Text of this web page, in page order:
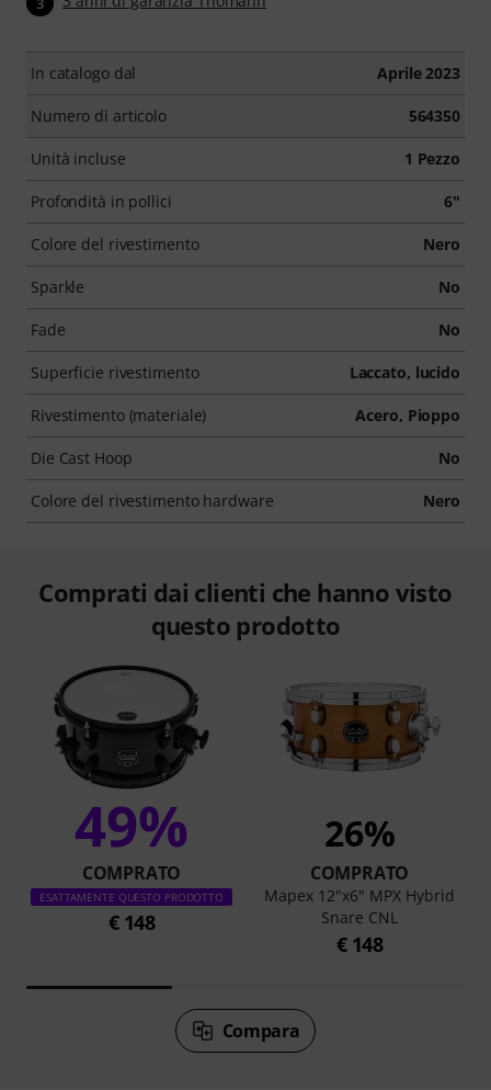
In catalogo dal Aprile 2023
Numero di articolo 564350
Unità incluse 1 Pezzo
Profondità in pollici 6"
Colore del rivestimento Nero
Sparkle No
Fade No
Superficie rivestimento Laccato, lucido
Rivestimento (materiale) Acero, Pioppo
Die Cast Hoop No
Colore del rivestimento hardware Nero
Comprati dai clienti che hanno visto
questo prodotto
49%
COMPRATO
ESATTAMENTE QUESTO PRODOTTO
€ 148
26%
COMPRATO
Mapex 12"x6" MPX Hybrid
Snare CNL
€ 148
Compara